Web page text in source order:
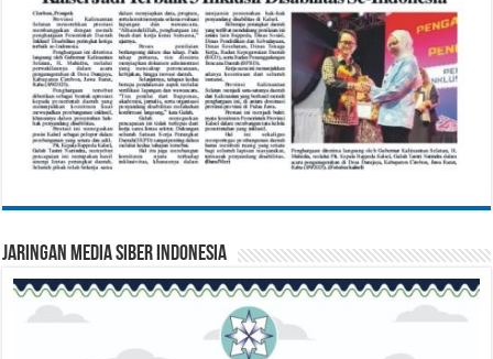
Jaringan Media Siber Indonesia